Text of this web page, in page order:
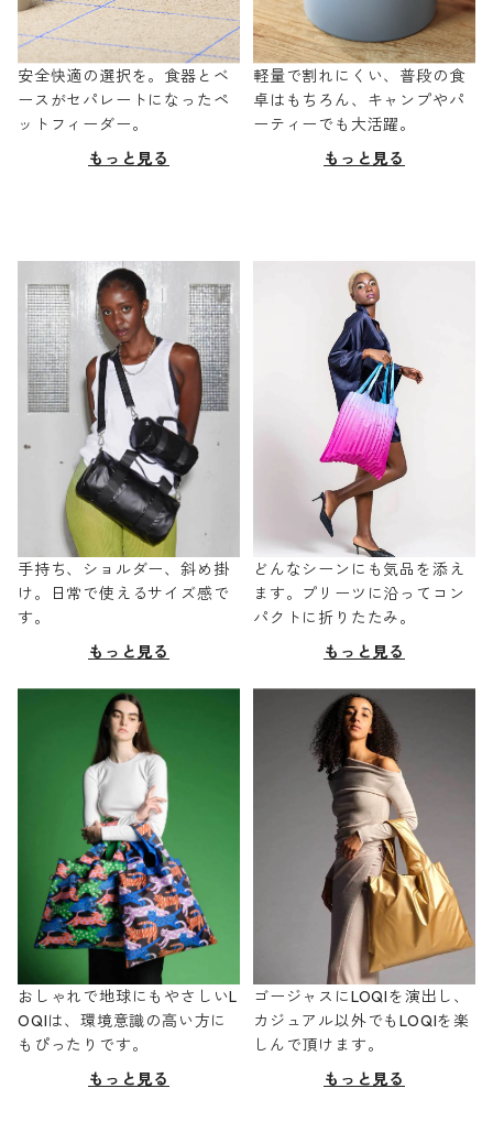
安全快適の選択を。食器とベ
ースがセパレートになったペ
ットフィーダー。
もっと見る
軽量で割れにくい、普段の食
卓はもちろん、キャンプやパ
ーティーでも大活躍。
もっと見る
手持ち、ショルダー、斜め掛
け。日常で使えるサイズ感で
す。
もっと見る
どんなシーンにも気品を添え
ます。プリーツに沿ってコン
パクトに折りたたみ。
もっと見る
おしゃれで地球にもやさしいL
OQIは、環境意識の高い方に
もぴったりです。
もっと見る
ゴージャスにLOQIを演出し、
カジュアル以外でもLOQIを楽
しんで頂けます。
もっと見る